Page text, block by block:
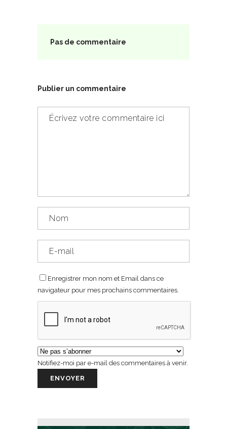
Pas de commentaire
Publier un commentaire
Enregistrer mon nom et Email dans ce
navigateur pour mes prochains commentaires.
Notifiez-moi par e-mail des commentaires à venir.